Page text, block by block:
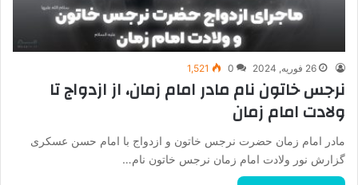
26 فوریه, 2024 0
1,521
نرجس خاتون نام مادر امام زمان، از ازدواج تا
ولادت امام زمان
مادر امام زمان حضرت نرجس خاتون و ازدواج با امام حسن عسکری
گزارش نور ولادت امام زمان نرجس خاتون نام…